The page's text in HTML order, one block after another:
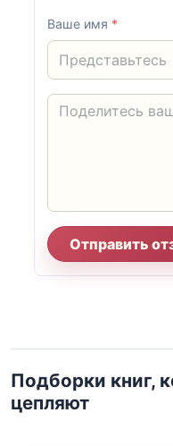
Ваше имя *
Подборки книг,
цепляют